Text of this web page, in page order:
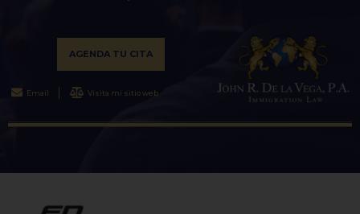
AGENDA TU CITA
Email Visita mi sitio web